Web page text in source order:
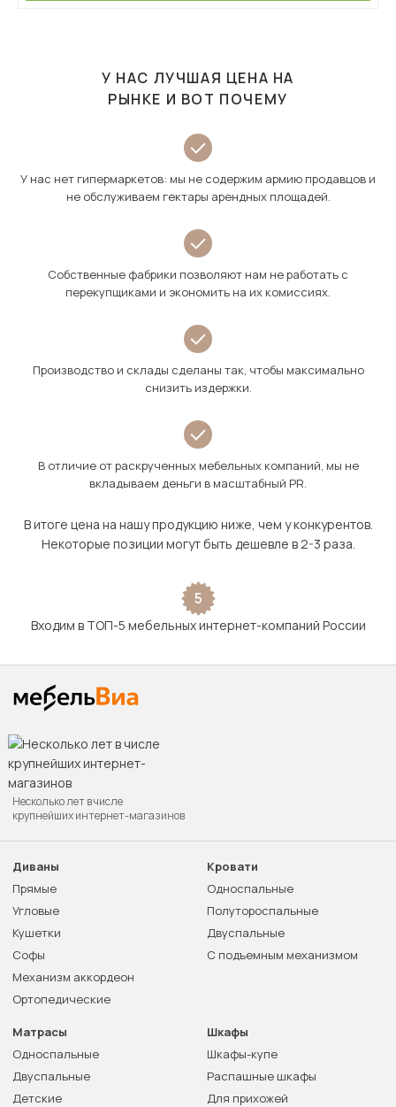
У НАС ЛУЧШАЯ ЦЕНА НА
РЫНКЕ И ВОТ ПОЧЕМУ
У нас нет гипермаркетов: мы не содержим армию продавцов и
не обслуживаем гектары арендных площадей.
Собственные фабрики позволяют нам не работать с
перекупщиками и экономить на их комиссиях.
Производство и склады сделаны так, чтобы максимально
снизить издержки.
В отличие от раскрученных мебельных компаний, мы не
вкладываем деньги в масштабный PR.
В итоге цена на нашу продукцию ниже, чем у конкурентов.
Некоторые позиции могут быть дешевле в 2-3 раза.
5
Входим в ТОП-5 мебельных интернет-компаний России
Несколько лет в числе
крупнейших интернет-магазинов
Диваны
Прямые
Угловые
Кушетки
Софы
Механизм аккордеон
Ортопедические
Кровати
Односпальные
Полутороспальные
Двуспальные
С подъемным механизмом
Матрасы
Односпальные
Двуспальные
Детские
Шкафы
Шкафы-купе
Распашные шкафы
Для прихожей